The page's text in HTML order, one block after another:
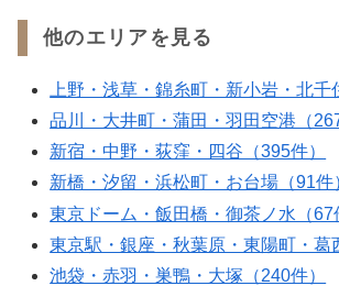
他のエリアを見る
上野・浅草・錦糸町・新小岩・北千
品川・大井町・蒲田・羽田空港（267
新宿・中野・荻窪・四谷（395件）
新橋・汐留・浜松町・お台場（91件
東京ドーム・飯田橋・御茶ノ水（67
東京駅・銀座・秋葉原・東陽町・葛
池袋・赤羽・巣鴨・大塚（240件）